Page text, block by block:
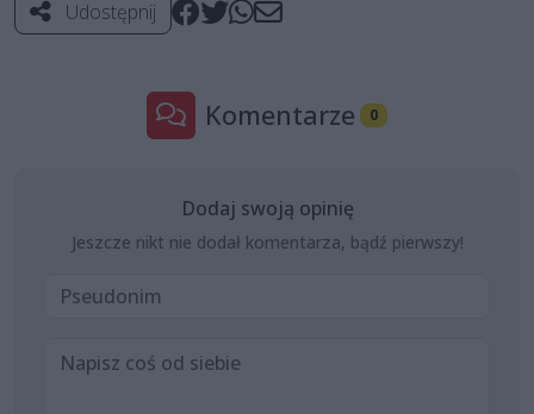
Udostępnij
Komentarze 0
Dodaj swoją opinię
Jeszcze nikt nie dodał komentarza, bądź pierwszy!